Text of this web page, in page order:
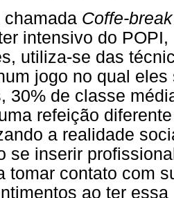
chamada Coffe-
intensivo do
utiliza-se das
jogo no qual
30% de classe
refeição
a realidade
se inserir
tomar contato com
ao ter